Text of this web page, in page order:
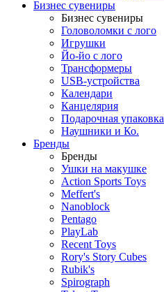
Бизнес сувениры
Бизнес сувениры
Головоломки с лого
Игрушки
Йо-йо с лого
Трансформеры
USB-устройства
Календари
Канцелярия
Подарочная упаковка
Наушники и Ко.
Бренды
Бренды
Ушки на макушке
Action Sports Toys
Meffert's
Nanoblock
Pentago
PlayLab
Recent Toys
Rory's Story Cubes
Rubik's
Spirograph